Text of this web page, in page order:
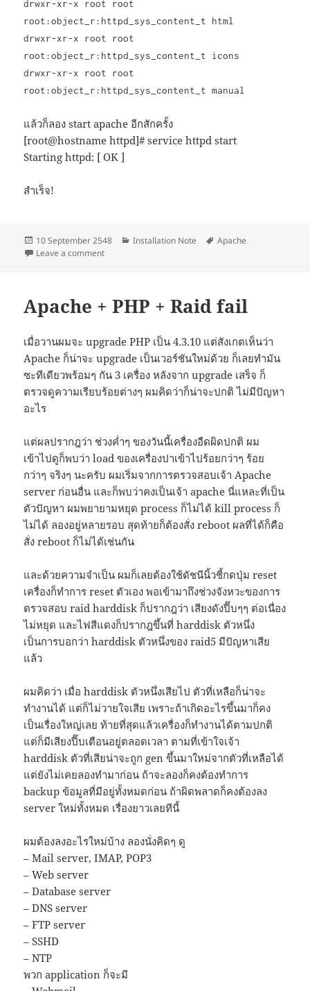
drwxr-xr-x root root
root:object_r:httpd_sys_content_t html
drwxr-xr-x root root
root:object_r:httpd_sys_content_t icons
drwxr-xr-x root root
root:object_r:httpd_sys_content_t manual
แล้วก็ลอง start apache อีกสักครั้ง
[root@hostname httpd]# service httpd start
Starting httpd: [ OK ]
สำเร็จ!
Posted
on
10 September 2548 Categories
Installation Note Tags
Apache
Leave a commenton Apache web server VS SELINUX
Apache + PHP + Raid fail
เมื่อวานผมจะ upgrade PHP เป็น 4.3.10 แต่สังเกตเห็นว่า
Apache ก็น่าจะ upgrade เป็นเวอร์ชันใหม่ด้วย ก็เลยทำมัน
ซะทีเดียวพร้อมๆ กัน 3 เครื่อง หลังจาก upgrade เสร็จ ก็
ตรวจดูความเรียบร้อยต่างๆ ผมคิดว่าก็น่าจะปกติ ไม่มีปัญหา
อะไร
แต่ผลปรากฎว่า ช่วงค่ำๆ ของวันนี้เครื่องอืดผิดปกติ ผม
เข้าไปดูก็พบว่า load ของเครื่องปาเข้าไปร้อยกว่าๆ ร้อย
กว่าๆ จริงๆ นะครับ ผมเริ่มจากการตรวจสอบเจ้า Apache
server ก่อนอื่น และก็พบว่าคงเป็นเจ้า apache นี่แหละที่เป็น
ตัวปัญหา ผมพยายามหยุด process ก็ไม่ได้ kill process ก็
ไม่ได้ ลองอยู่หลายรอบ สุดท้ายก็ต้องสั่ง reboot ผลที่ได้ก็คือ
สั่ง reboot ก็ไม่ได้เช่นกัน
และด้วยความจำเป็น ผมก็เลยต้องใช้ดัชนีนิ้วชี้กดปุ่ม reset
เครื่องก็ทำการ reset ตัวเอง พอเข้ามาถึงช่วงจังหวะของการ
ตรวจสอบ raid harddisk ก็ปรากฎว่า เสียงดังปี๊บๆๆ ต่อเนื่อง
ไม่หยุด และไฟสีแดงก็ปรากฎขึ้นที่ harddisk ตัวหนึ่ง
เป็นการบอกว่า harddisk ตัวหนึ่งของ raid5 มีปัญหาเสีย
แล้ว
ผมคิดว่า เมื่อ harddisk ตัวหนึ่งเสียไป ตัวที่เหลือก็น่าจะ
ทำงานได้ แต่ก็ไม่วายใจเสีย เพราะถ้าเกิดอะไรขึ้นมาก็คง
เป็นเรื่องใหญ่เลย ท้ายที่สุดแล้วเครื่องก็ทำงานได้ตามปกติ
แต่ก็มีเสียงปี๊บเตือนอยู่ตลอดเวลา ตามที่เข้าใจเจ้า
harddisk ตัวที่เสียน่าจะถูก gen ขึ้นมาใหม่จากตัวที่เหลือได้
แต่ยังไม่เคยลองทำมาก่อน ถ้าจะลองก็คงต้องทำการ
backup ข้อมูลที่มีอยู่ทั้งหมดก่อน ถ้าผิดพลาดก็คงต้องลง
server ใหม่ทั้งหมด เรื่องยาวเลยทีนี้
ผมต้องลงอะไรใหม่บ้าง ลองนั่งคิดๆ ดู
– Mail server, IMAP, POP3
– Web server
– Database server
– DNS server
– FTP server
– SSHD
– NTP
พวก application ก็จะมี